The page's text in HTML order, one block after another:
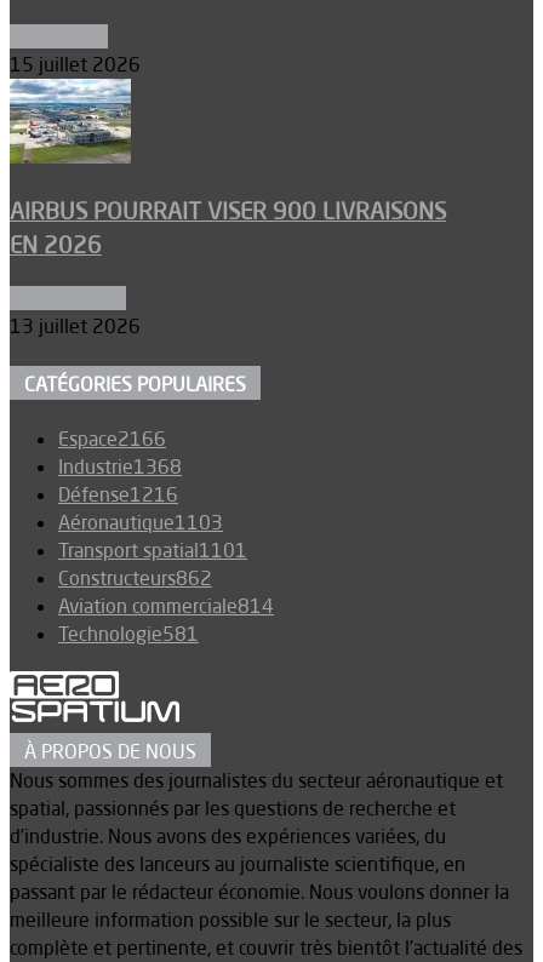
15 juillet 2026
AIRBUS POURRAIT VISER 900 LIVRAISONS
EN 2026
13 juillet 2026
CATÉGORIES POPULAIRES
Espace2166
Industrie1368
Défense1216
Aéronautique1103
Transport spatial1101
Constructeurs862
Aviation commerciale814
Technologie581
À PROPOS DE NOUS
Nous sommes des journalistes du secteur aéronautique et
spatial, passionnés par les questions de recherche et
d’industrie. Nous avons des expériences variées, du
spécialiste des lanceurs au journaliste scientifique, en
passant par le rédacteur économie. Nous voulons donner la
meilleure information possible sur le secteur, la plus
complète et pertinente, et couvrir très bientôt l’actualité des